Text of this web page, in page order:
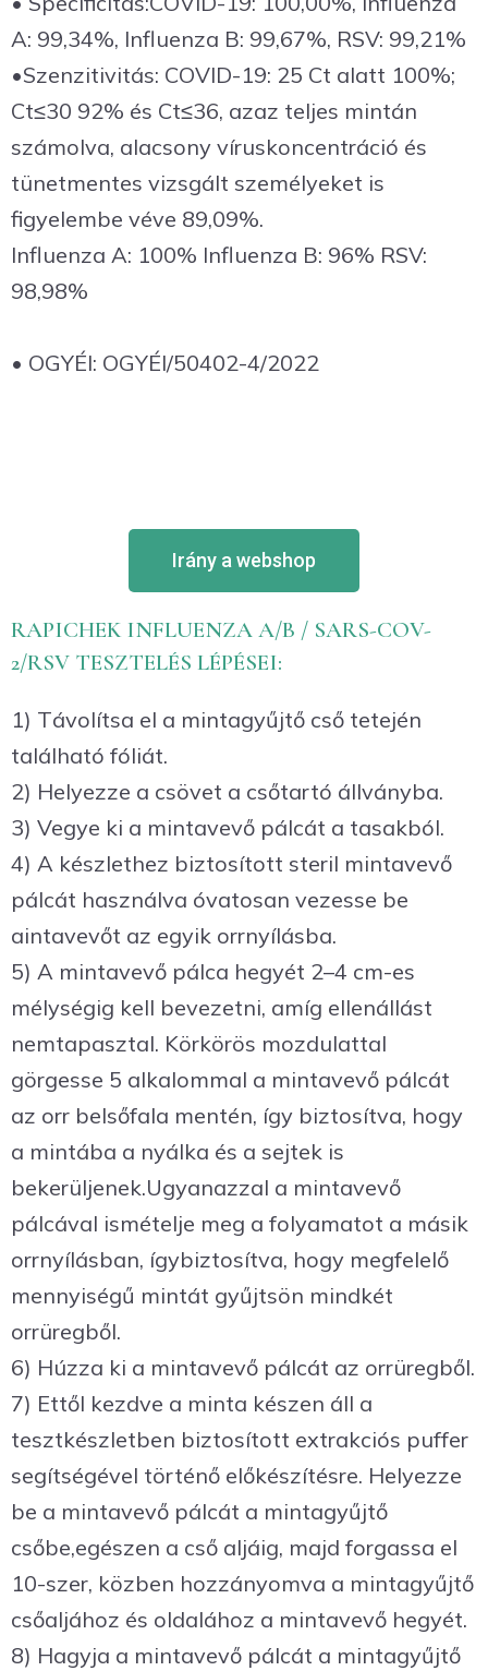
A: 99,34%, Influenza B: 99,67%, RSV: 99,21%
•Szenzitivitás: COVID-19: 25 Ct alatt 100%;
Ct≤30 92% és Ct≤36, azaz teljes mintán
számolva, alacsony víruskoncentráció és
tünetmentes vizsgált személyeket is
figyelembe véve 89,09%.
Influenza A: 100% Influenza B: 96% RSV:
98,98%
• OGYÉI: OGYÉI/50402-4/2022
Irány a webshop
RAPICHEK INFLUENZA A/B / SARS-COV-
2/RSV TESZTELÉS LÉPÉSEI:
1) Távolítsa el a mintagyűjtő cső tetején
található fóliát.
2) Helyezze a csövet a csőtartó állványba.
3) Vegye ki a mintavevő pálcát a tasakból.
4) A készlethez biztosított steril mintavevő
pálcát használva óvatosan vezesse be
aintavevőt az egyik orrnyílásba.
5) A mintavevő pálca hegyét 2–4 cm-es
mélységig kell bevezetni, amíg ellenállást
nemtapasztal. Körkörös mozdulattal
görgesse 5 alkalommal a mintavevő pálcát
az orr belsőfala mentén, így biztosítva, hogy
a mintába a nyálka és a sejtek is
bekerüljenek.Ugyanazzal a mintavevő
pálcával ismételje meg a folyamatot a másik
orrnyílásban, ígybiztosítva, hogy megfelelő
mennyiségű mintát gyűjtsön mindkét
orrüregből.
6) Húzza ki a mintavevő pálcát az orrüregből.
7) Ettől kezdve a minta készen áll a
tesztkészletben biztosított extrakciós puffer
segítségével történő előkészítésre. Helyezze
be a mintavevő pálcát a mintagyűjtő
csőbe,egészen a cső aljáig, majd forgassa el
10-szer, közben hozzányomva a mintagyűjtő
csőaljához és oldalához a mintavevő hegyét.
8) Hagyja a mintavevő pálcát a mintagyűjtő